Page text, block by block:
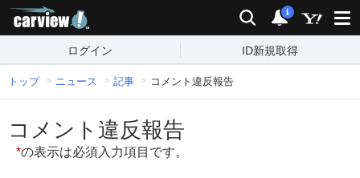
検索 通知
i
ログイン ID新規取得
トップ ニュース 記事 コメント違反報告
コメント違反報告
*の表示は必須入力項目です。